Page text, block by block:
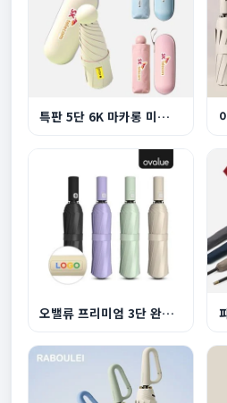
특판 5단 6K 마카롱 미니 UV 양우산
오밸류 프리미엄 3단 완전자동 양우산